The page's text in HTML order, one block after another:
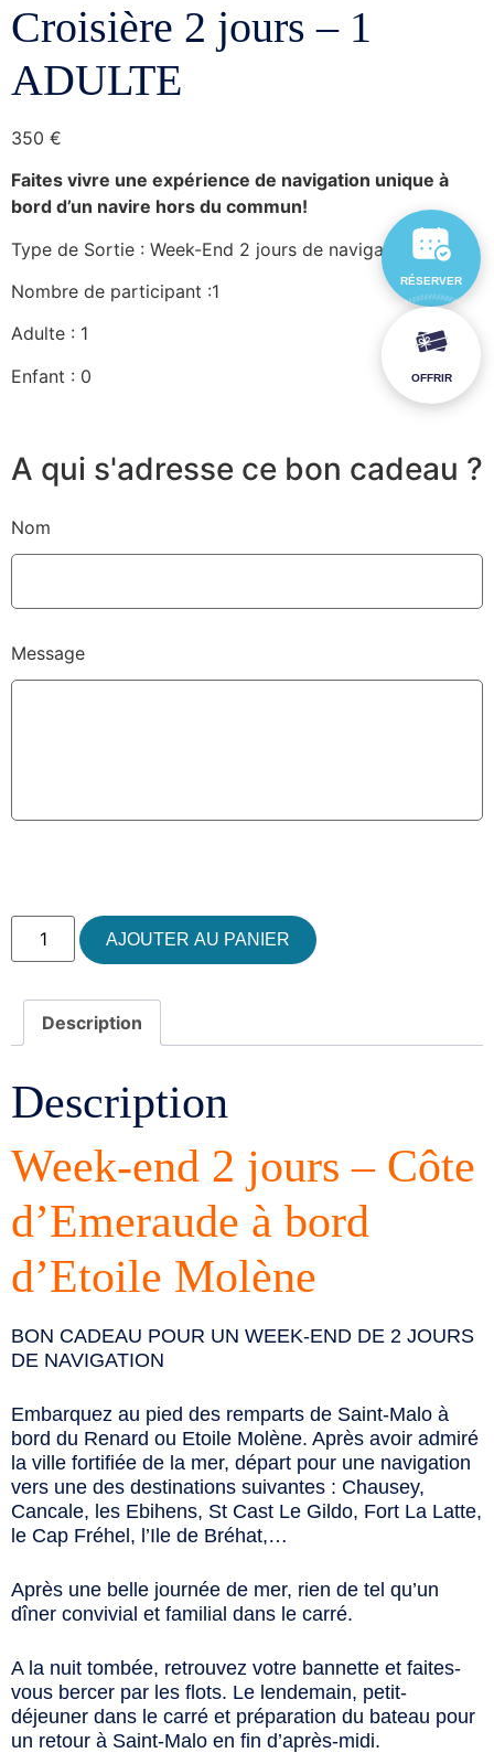
Croisière 2 jours – 1
ADULTE
350 €
Faites vivre une expérience de navigation unique à
bord d’un navire hors du commun!
Type de Sortie : Week-End 2 jours de navigation
Nombre de participant :1
Adulte : 1
Enfant : 0
A qui s'adresse ce bon cadeau ?
Nom
Message
AJOUTER AU PANIER
Description
Description
Week-end 2 jours – Côte
d’Emeraude à bord
d’Etoile Molène
BON CADEAU POUR UN WEEK-END DE 2 JOURS
DE NAVIGATION
Embarquez au pied des remparts de Saint-Malo à
bord du Renard ou Etoile Molène. Après avoir admiré
la ville fortifiée de la mer, départ pour une navigation
vers une des destinations suivantes : Chausey,
Cancale, les Ebihens, St Cast Le Gildo, Fort La Latte,
le Cap Fréhel, l’Ile de Bréhat,…
Après une belle journée de mer, rien de tel qu’un
dîner convivial et familial dans le carré.
A la nuit tombée, retrouvez votre bannette et faites-
vous bercer par les flots. Le lendemain, petit-
déjeuner dans le carré et préparation du bateau pour
un retour à Saint-Malo en fin d’après-midi.
RÉSERVER
OFFRIR